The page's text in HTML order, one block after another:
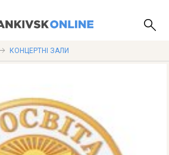
КОНЦЕРТНІ ЗАЛИ